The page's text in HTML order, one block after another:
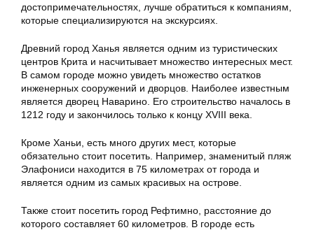
достопримечательностях, лучше обратиться к компаниям,
которые специализируются на экскурсиях.
Древний город Ханья является одним из туристических
центров Крита и насчитывает множество интересных мест.
В самом городе можно увидеть множество остатков
инженерных сооружений и дворцов. Наиболее известным
является дворец Наварино. Его строительство началось в
1212 году и закончилось только к концу XVIII века.
Кроме Ханьи, есть много других мест, которые
обязательно стоит посетить. Например, знаменитый пляж
Элафониси находится в 75 километрах от города и
является одним из самых красивых на острове.
Также стоит посетить город Рефтимно, расстояние до
которого составляет 60 километров. В городе есть